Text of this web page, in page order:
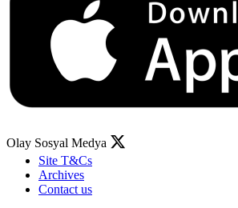
Olay Sosyal Medya
Site T&Cs
Archives
Contact us